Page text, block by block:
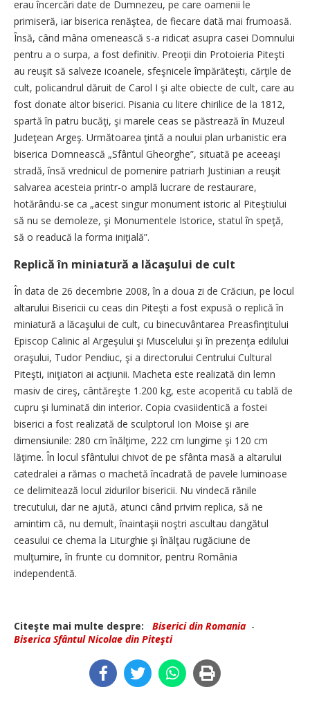
erau încercări date de Dumnezeu, pe care oamenii le
primiseră, iar biserica renăştea, de fiecare dată mai frumoasă.
Însă, când mâna omenească s-a ridicat asupra casei Domnului
pentru a o surpa, a fost definitiv. Preoţii din Protoieria Piteşti
au reuşit să salveze icoanele, sfeşnicele împărăteşti, cărţile de
cult, policandrul dăruit de Carol I şi alte obiecte de cult, care au
fost donate altor biserici. Pisania cu litere chirilice de la 1812,
spartă în patru bucăţi, şi marele ceas se păstrează în Muzeul
Judeţean Argeş. Următoarea ţintă a noului plan urbanistic era
biserica Domnească „Sfântul Gheorghe”, situată pe aceeaşi
stradă, însă vrednicul de pomenire patriarh Justinian a reuşit
salvarea acesteia printr-o amplă lucrare de restaurare,
hotărându-se ca „acest singur monument istoric al Piteştiului
să nu se demoleze, şi Monumentele Istorice, statul în speţă,
să o readucă la forma iniţială”.
Replică în miniatură a lăcaşului de cult
În data de 26 decembrie 2008, în a doua zi de Crăciun, pe locul
altarului Bisericii cu ceas din Piteşti a fost expusă o replică în
miniatură a lăcaşului de cult, cu binecuvântarea Preasfinţitului
Episcop Calinic al Argeşului şi Muscelului şi în prezenţa edilului
oraşului, Tudor Pendiuc, şi a directorului Centrului Cultural
Piteşti, iniţiatori ai acţiunii. Macheta este realizată din lemn
masiv de cireş, cântăreşte 1.200 kg, este acoperită cu tablă de
cupru şi luminată din interior. Copia cvasiidentică a fostei
biserici a fost realizată de sculptorul Ion Moise şi are
dimensiunile: 280 cm înălţime, 222 cm lungime şi 120 cm
lăţime. În locul sfântului chivot de pe sfânta masă a altarului
catedralei a rămas o machetă încadrată de pavele luminoase
ce delimitează locul zidurilor bisericii. Nu vindecă rănile
trecutului, dar ne ajută, atunci când privim replica, să ne
amintim că, nu demult, înaintaşii noştri ascultau dangătul
ceasului ce chema la Liturghie şi înălţau rugăciune de
mulţumire, în frunte cu domnitor, pentru România
independentă.
Citeşte mai multe despre: Biserici din Romania -
Biserica Sfântul Nicolae din Piteşti